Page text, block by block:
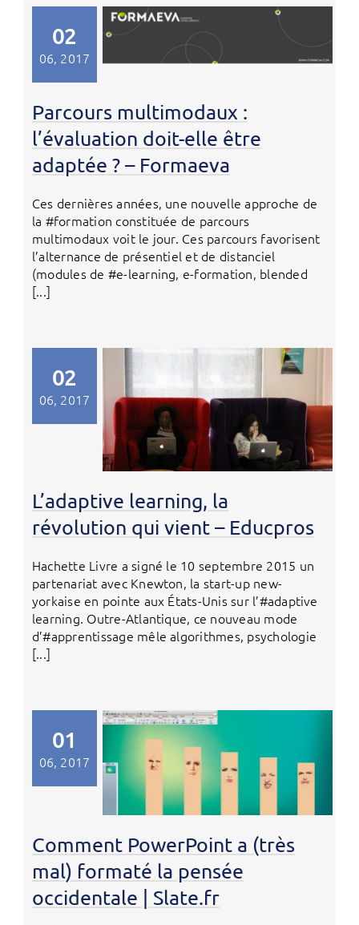
02
06, 2017
Parcours multimodaux :
l’évaluation doit-elle être
adaptée ? – Formaeva
Ces dernières années, une nouvelle approche de
la #formation constituée de parcours
multimodaux voit le jour. Ces parcours favorisent
l’alternance de présentiel et de distanciel
(modules de #e-learning, e-formation, blended
[...]
02
06, 2017
L’adaptive learning, la
révolution qui vient – Educpros
Hachette Livre a signé le 10 septembre 2015 un
partenariat avec Knewton, la start-up new-
yorkaise en pointe aux États-Unis sur l’#adaptive
learning. Outre-Atlantique, ce nouveau mode
d’#apprentissage mêle algorithmes, psychologie
[...]
01
06, 2017
Comment PowerPoint a (très
mal) formaté la pensée
occidentale | Slate.fr